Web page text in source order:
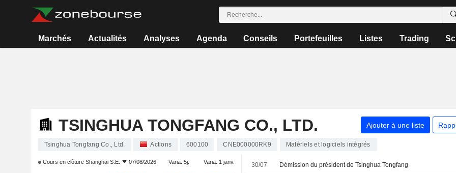
Marchés Actualités Analyses Agenda Conseils Portefeuilles Listes Trading
TSINGHUA TONGFANG CO., LTD. Ajouter à une liste
Tsinghua Tongfang Co., Ltd. Actions 600100 CNE000000RK9 Matériels et logiciels intégrés
Cours en clôture Shanghai S.E. 07/08/2026 Varia. 5j. Varia. 1 janv. 30/07 Démission du président de Tsinghua Tongfang